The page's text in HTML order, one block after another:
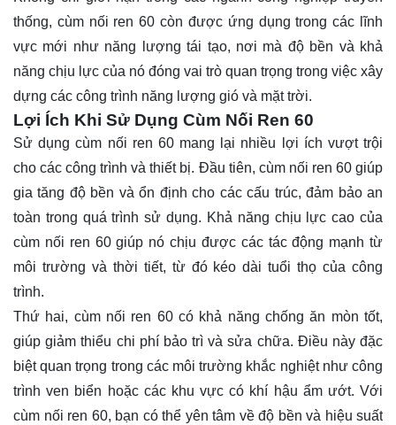
thống, cùm nối ren 60 còn được ứng dụng trong các lĩnh
vực mới như năng lượng tái tạo, nơi mà độ bền và khả
năng chịu lực của nó đóng vai trò quan trọng trong việc xây
dựng các công trình năng lượng gió và mặt trời.
Lợi Ích Khi Sử Dụng Cùm Nối Ren 60
Sử dụng cùm nối ren 60 mang lại nhiều lợi ích vượt trội
cho các công trình và thiết bị. Đầu tiên, cùm nối ren 60 giúp
gia tăng độ bền và ổn định cho các cấu trúc, đảm bảo an
toàn trong quá trình sử dụng. Khả năng chịu lực cao của
cùm nối ren 60 giúp nó chịu được các tác động mạnh từ
môi trường và thời tiết, từ đó kéo dài tuổi thọ của công
trình.
Thứ hai, cùm nối ren 60 có khả năng chống ăn mòn tốt,
giúp giảm thiểu chi phí bảo trì và sửa chữa. Điều này đặc
biệt quan trọng trong các môi trường khắc nghiệt như công
trình ven biển hoặc các khu vực có khí hậu ẩm ướt. Với
cùm nối ren 60, bạn có thể yên tâm về độ bền và hiệu suất